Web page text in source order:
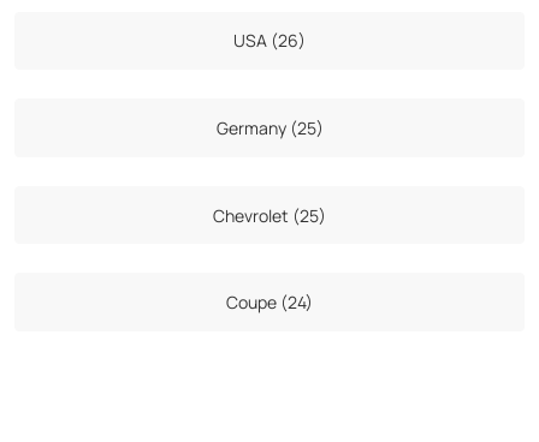
USA (26)
Germany (25)
Chevrolet (25)
Coupe (24)